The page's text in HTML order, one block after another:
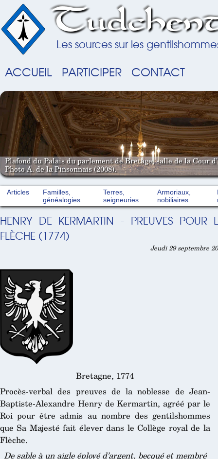
Les sources sur les
ACCUEIL PARTICIPER CONTACT
Plafond du Palais du parlement de Bretage, salle de la Cour
Photo A. de la Pinsonnais (2008).
Articles
Familles,
généalogies
Terres,
seigneuries
Armoriaux,
nobiliaires
HENRY DE KERMARTIN - PREUVES
FLÈCHE (1774)
Jeudi 29 septembre
Bretagne, 1774
Procès-verbal des preuves de la noblesse de Jean-
Baptiste-Alexandre Henry de Kermartin, agréé par le
Roi pour être admis au nombre des gentilshommes
que Sa Majesté fait élever dans le Collège royal de la
Flèche.
De sable à un aigle éployé d’argent, becqué et membré